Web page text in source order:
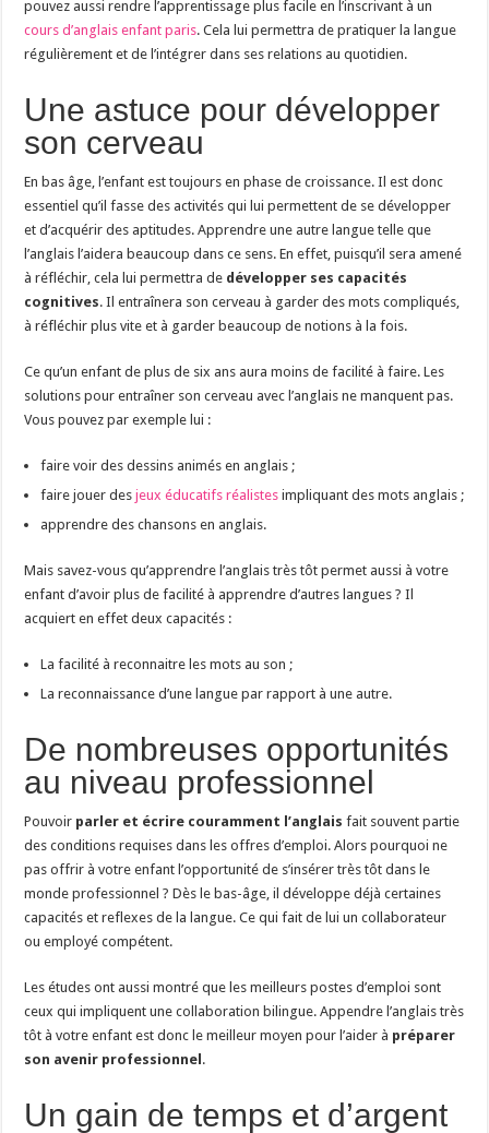
pouvez aussi rendre l’apprentissage plus facile en l’inscrivant à un
cours d’anglais enfant paris. Cela lui permettra de pratiquer la langue
régulièrement et de l’intégrer dans ses relations au quotidien.
Une astuce pour développer
son cerveau
En bas âge, l’enfant est toujours en phase de croissance. Il est donc
essentiel qu’il fasse des activités qui lui permettent de se développer
et d’acquérir des aptitudes. Apprendre une autre langue telle que
l’anglais l’aidera beaucoup dans ce sens. En effet, puisqu’il sera amené
à réfléchir, cela lui permettra de développer ses capacités
cognitives. Il entraînera son cerveau à garder des mots compliqués,
à réfléchir plus vite et à garder beaucoup de notions à la fois.
Ce qu’un enfant de plus de six ans aura moins de facilité à faire. Les
solutions pour entraîner son cerveau avec l’anglais ne manquent pas.
Vous pouvez par exemple lui :
faire voir des dessins animés en anglais ;
faire jouer desjeux éducatifs réalistes impliquant des mots anglais ;
apprendre des chansons en anglais.
Mais savez-vous qu’apprendre l’anglais très tôt permet aussi à votre
enfant d’avoir plus de facilité à apprendre d’autres langues ? Il
acquiert en effet deux capacités :
La facilité à reconnaitre les mots au son ;
La reconnaissance d’une langue par rapport à une autre.
De nombreuses opportunités
au niveau professionnel
Pouvoir parler et écrire couramment l’anglais fait souvent partie
des conditions requises dans les offres d’emploi. Alors pourquoi ne
pas offrir à votre enfant l’opportunité de s’insérer très tôt dans le
monde professionnel ? Dès le bas-âge, il développe déjà certaines
capacités et reflexes de la langue. Ce qui fait de lui un collaborateur
ou employé compétent.
Les études ont aussi montré que les meilleurs postes d’emploi sont
ceux qui impliquent une collaboration bilingue. Appendre l’anglais très
tôt à votre enfant est donc le meilleur moyen pour l’aider à préparer
son avenir professionnel .
Un gain de temps et d’argent